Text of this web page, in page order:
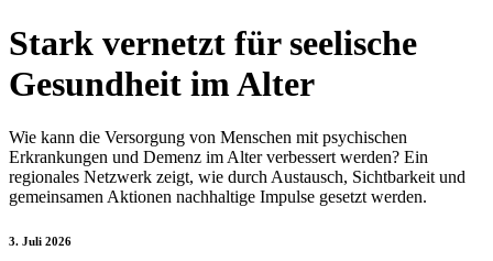
Stark vernetzt für seelische
Gesundheit im Alter
Wie kann die Versorgung von Menschen mit psychischen
Erkrankungen und Demenz im Alter verbessert werden? Ein
regionales Netzwerk zeigt, wie durch Austausch, Sichtbarkeit und
gemeinsamen Aktionen nachhaltige Impulse gesetzt werden.
3. Juli 2026